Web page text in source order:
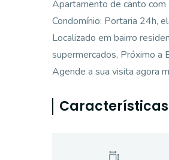
Apartamento de canto com
Condomínio: Portaria 24h,
Localizado em bairro
supermercados, Próximo a
Agende a sua visita agora
Características